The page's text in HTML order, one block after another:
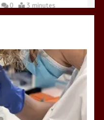
tourisme
0 4 minutes